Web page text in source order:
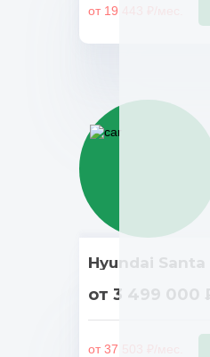
от 19 443 ₽/мес.
Hyundai Santa
от 3 499 000
от 37 503 ₽/мес.